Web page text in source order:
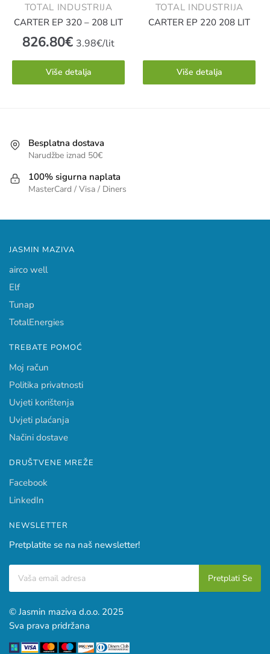
TOTAL INDUSTRIJA
CARTER EP 320 – 208 LIT
826.80€ 3.98€/lit
Više detalja
TOTAL INDUSTRIJA
CARTER EP 220 208 LIT
Više detalja
Besplatna dostava
Narudžbe iznad 50€
100% sigurna naplata
MasterCard / Visa / Diners
JASMIN MAZIVA
airco well
Elf
Tunap
TotalEnergies
TREBATE POMOĆ
Moj račun
Politika privatnosti
Uvjeti korištenja
Uvjeti plaćanja
Načini dostave
DRUŠTVENE MREŽE
Facebook
LinkedIn
NEWSLETTER
Pretplatite se na naš newsletter!
© Jasmin maziva d.o.o. 2025
Sva prava pridržana